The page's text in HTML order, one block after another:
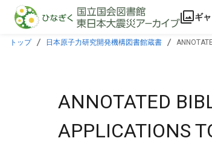
本文に飛ぶ
ギ
トップ 日本原子力研究開発機構図書館蔵書
ANNOTATED
APPLICATIONS